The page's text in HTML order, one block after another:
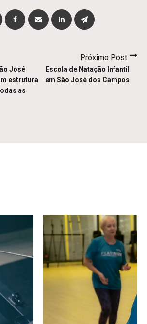
José
estrutura
as
Próximo Post
Escola de Natação Infantil
em São José dos Campos